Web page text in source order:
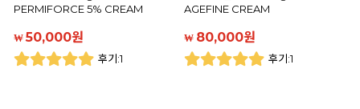
PERMIFORCE 5% CREAM
₩50,000원
후기:1
AGEFINE CREAM
₩ 80,000원
후기:1